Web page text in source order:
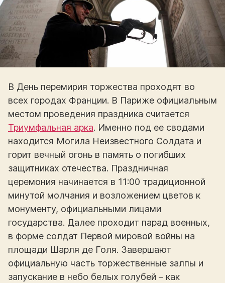
В День перемирия торжества проходят во
всех городах Франции. В Париже официальным
местом проведения праздника считается
Триумфальная арка. Именно под ее сводами
находится Могила Неизвестного Солдата и
горит вечный огонь в память о погибших
защитниках отечества. Праздничная
церемония начинается в 11:00 традиционной
минутой молчания и возложением цветов к
монументу, официальными лицами
государства. Далее проходит парад военных,
в форме солдат Первой мировой войны на
площади Шарля де Голя. Завершают
официальную часть торжественные залпы и
запускание в небо белых голубей – как